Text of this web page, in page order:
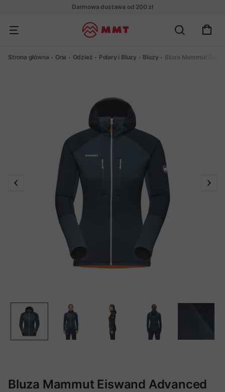
Darmowa dostawa od 200 zł
Strona główna Ona Odzież Polary i Bluzy Bluzy Bluza Mammut
Bluza Mammut Eiswand Advanced